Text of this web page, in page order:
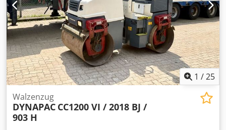
1 /25
Walzenzug
DYNAPAC CC1200 VI / 2018 BJ /
903 H